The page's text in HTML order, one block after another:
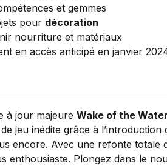
et gemmes
pour décoration
nourriture et matériaux
en accès anticipé en janvier
à jour majeure Wake of the Water
jeu inédite grâce à l’introduction
encore. Avec une refonte totale
enthousiaste. Plongez dans le